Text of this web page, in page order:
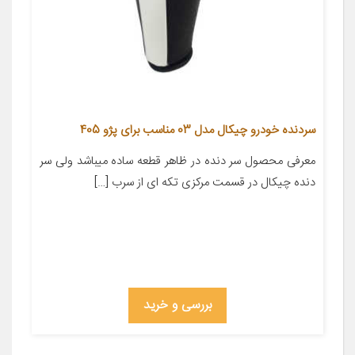
سردنده خودرو چیکال مدل 03 مناسب برای پژو 405
معرفی محصول سر دنده در ظاهر قطعه ساده میباشد ولی سر
دنده چیکال در قسمت مرکزی تکه ای از سرب […]
بررسی و خرید